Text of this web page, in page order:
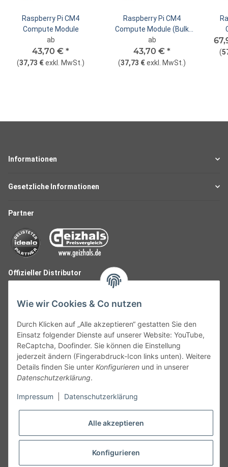
Raspberry Pi CM4
Compute Module
ab
43,70 € *
(37,73 €exkl. MwSt. )
Raspberry Pi CM4
Compute Module (Bulk
Verpackung)
ab
43,70 € *
(37,73 €exkl. MwSt. )
(
Informationen
Gesetzliche Informationen
Partner
Offizieller Distributor
Follow Us
Widerruf
Vertrag widerrufen
Wie wir Cookies & Co nutzen
Durch Klicken auf „Alle akzeptieren“ gestatten Sie den
Einsatz folgender Dienste auf unserer Website: YouTube,
ReCaptcha, Doofinder. Sie können die Einstellung
jederzeit ändern (Fingerabdruck-Icon links unten). Weitere
Details finden Sie unter Konfigurieren und in unserer
Datenschutzerklärung.
Impressum Datenschutzerklärung
Alle akzeptieren
Konfigurieren